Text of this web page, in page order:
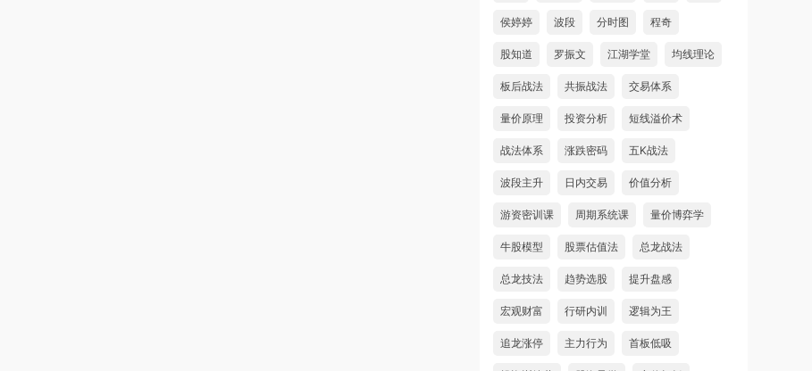
侯婷婷 波段 分时图 程奇
股知道 罗振文 江湖学堂 均线理论
板后战法 共振战法 交易体系
量价原理 投资分析 短线溢价术
战法体系 涨跌密码 五K战法
波段主升 日内交易 价值分析
游资密训课 周期系统课 量价博弈学
牛股模型 股票估值法 总龙战法
总龙技法 趋势选股 提升盘感
宏观财富 行研内训 逻辑为王
追龙涨停 主力行为 首板低吸